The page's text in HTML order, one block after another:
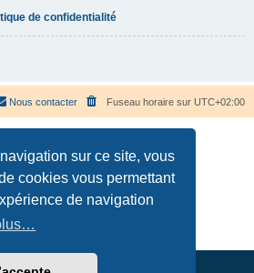
sur ce site, vous
cookies vous permettant
de navigation
de confidentialité
Fuseau horaire sur UTC+02:00
Nous contacter
® Forum Software © phpBB Limited